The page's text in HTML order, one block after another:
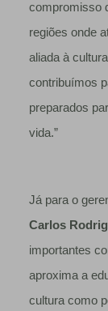
compromisso
regiões onde
aliada à
contribuímos
preparados
vida.”
Já para o
Carlos
importantes
aproxima a
cultura como